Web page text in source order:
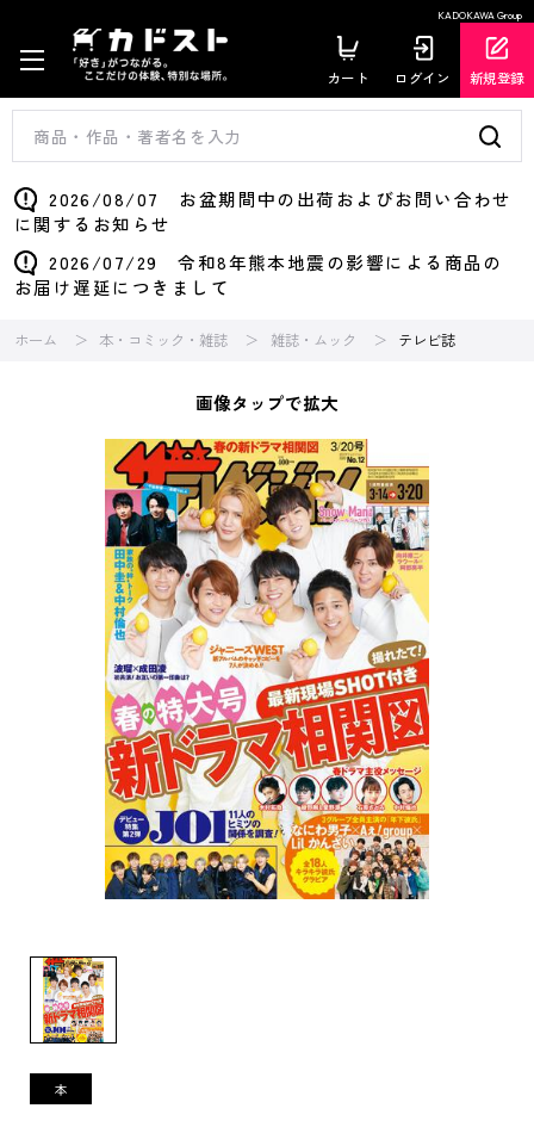
KADOKAWA Group
カート ログイン 新規登録
2026/08/07 お盆期間中の出荷およびお問い合わせ
に関するお知らせ
2026/07/29 令和8年熊本地震の影響による商品の
お届け遅延につきまして
ホーム 本・コミック・雑誌 雑誌・ムック テレビ誌
画像タップで拡大